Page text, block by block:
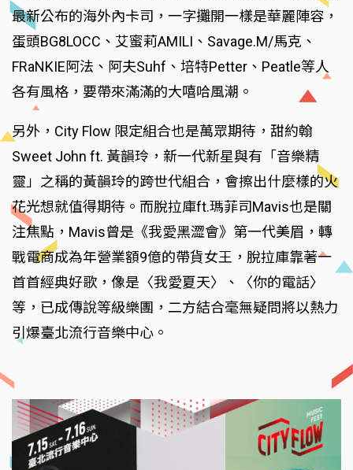
最新公布的海外內卡司，一字攤開一樣是華麗陣容，
蛋頭BG8LOCC、艾蜜莉AMILI、Savage.M/馬克、
FRaNKIE阿法、阿夫Suhf、培特Petter、Peatle等人
各有風格，要帶來滿滿的大嘻哈風潮。
另外，City Flow 限定組合也是萬眾期待，甜約翰
Sweet John ft. 黃韻玲，新一代新星與有「音樂精
靈」之稱的黃韻玲的跨世代組合，會擦出什麼樣的火
花光想就值得期待。而脫拉庫ft.瑪菲司Mavis也是關
注焦點，Mavis曾是《我愛黑澀會》第一代美眉，轉
戰電商成為年營業額9億的帶貨女王，脫拉庫靠著一
首首經典好歌，像是〈我愛夏天〉、〈你的電話〉
等，已成傳說等級樂團，二方結合毫無疑問將以熱力
引爆臺北流行音樂中心。